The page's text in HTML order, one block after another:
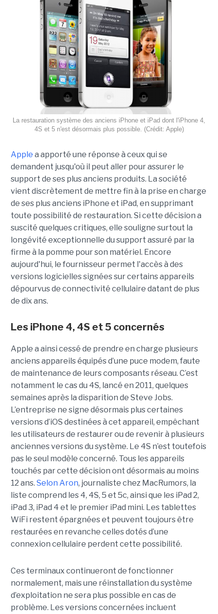
La restauration système des anciens iPhone et iPad dont l'iPhone 4,
4S et 5 n'est désormais plus possible. (Crédit: Apple)
Apple a apporté une réponse à ceux qui se
demandent jusqu'où il peut aller pour assurer le
support de ses plus anciens produits. La société
vient discrètement de mettre fin à la prise en charge
de ses plus anciens iPhone et iPad, en supprimant
toute possibilité de restauration. Si cette décision a
suscité quelques critiques, elle souligne surtout la
longévité exceptionnelle du support assuré par la
firme à la pomme pour son matériel. Encore
aujourd'hui, le fournisseur permet l'accès à des
versions logicielles signées sur certains appareils
dépourvus de connectivité cellulaire datant de plus
de dix ans.
Les iPhone 4, 4S et 5 concernés
Apple a ainsi cessé de prendre en charge plusieurs
anciens appareils équipés d’une puce modem, faute
de maintenance de leurs composants réseau. C’est
notamment le cas du 4S, lancé en 2011, quelques
semaines après la disparition de Steve Jobs.
L’entreprise ne signe désormais plus certaines
versions d’iOS destinées à cet appareil, empêchant
les utilisateurs de restaurer ou de revenir à plusieurs
anciennes versions du système. Le 4S n’est toutefois
pas le seul modèle concerné. Tous les appareils
touchés par cette décision ont désormais au moins
12 ans. Selon Aron, journaliste chez MacRumors, la
liste comprend les 4, 4S, 5 et 5c, ainsi que les iPad 2,
iPad 3, iPad 4 et le premier iPad mini. Les tablettes
WiFi restent épargnées et peuvent toujours être
restaurées en revanche celles dotés d’une
connexion cellulaire perdent cette possibilité.
Ces terminaux continueront de fonctionner
normalement, mais une réinstallation du système
d’exploitation ne sera plus possible en cas de
problème. Les versions concernées incluent